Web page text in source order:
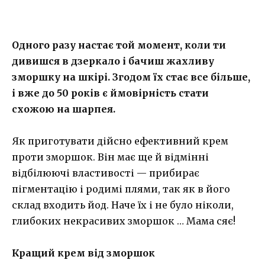
Одного разу настає той момент, коли ти
дивишся в дзеркало і бачиш жахливу
зморшку на шкірі. Згодом їх стає все більше,
і вже до 50 років є ймовірність стати
схожою на шарпея.
Як приготувати дійсно ефективний крем
проти зморшок. Він має ще й відмінні
відбілюючі властивості — прибирає
пігментацію і родимі плями, так як в його
склад входить йод. Наче їх і не було ніколи,
глибоких некрасивих зморшок … Мама сяє!
Кращий крем від зморшок